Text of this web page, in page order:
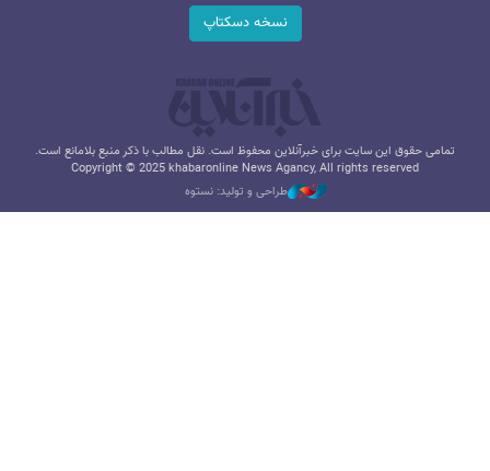
نسخه دسکتاپ
تمامی حقوق این سایت برای خبرآنلاین محفوظ است. نقل مطالب با ذکر منبع بلامانع است.
Copyright © 2025 khabaronline News Agancy, All rights reserved
طراحی و تولید: نستوه